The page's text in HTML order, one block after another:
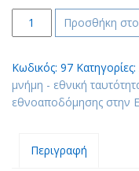
Γιάννης
Ταχόπουλος,
εθνοαποδόμησης
στην
Ελλάδα
Προσθήκη
Κωδικός: 97 Κατηγορίες:
μνήμη - εθνική
εθνοαποδόμησης στην
Περιγραφή